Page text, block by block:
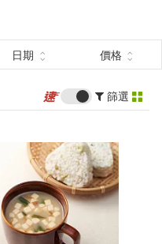
(55)
日期 價格
篩選